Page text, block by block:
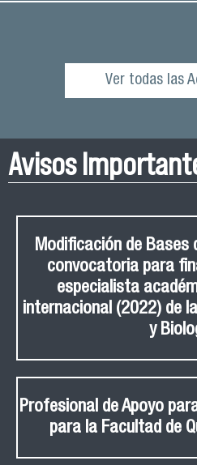
Ver todas las
Avisos
Modificación de Bases
convocatoria para
especialista
internacional (2022) de
y
Profesional de Apoyo
para la Facultad de